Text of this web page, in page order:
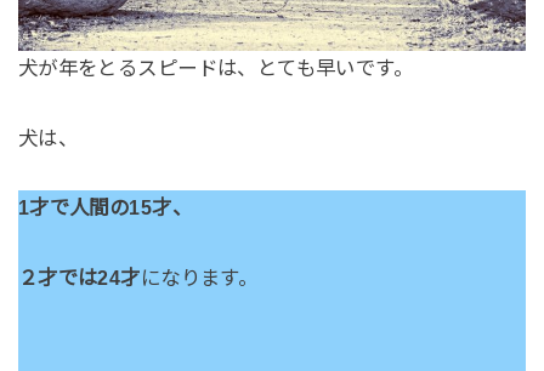
犬が年をとるスピードは、とても早いです。
犬は、
1才で人間の15才、
２才では24才になります。